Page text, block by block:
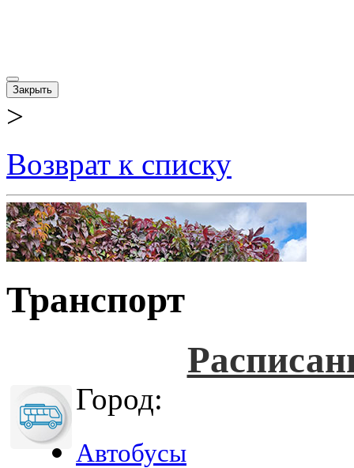
Закрыть
>
Возврат к списку
Транспорт
Город:
Автобусы